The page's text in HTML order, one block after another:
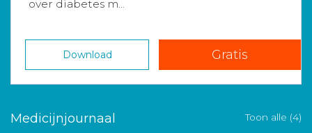
over diabetes m...
Download Gratis
Medicijnjournaal Toon alle (4)